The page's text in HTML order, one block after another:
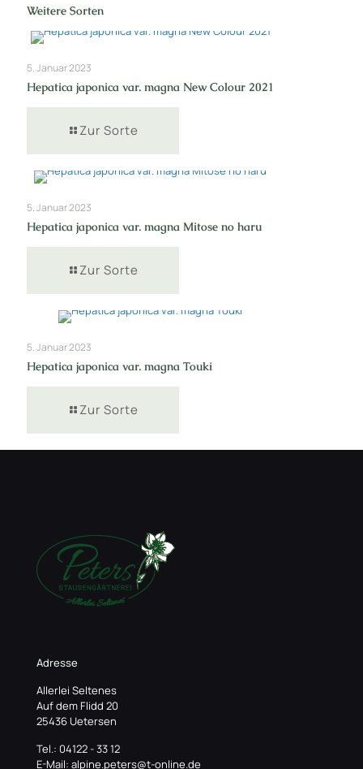
Weitere Sorten
5. Januar 2023
Hepatica japonica var. magna New Colour 2021
Zur Sorte
5. Januar 2023
Hepatica japonica var. magna Mitose no haru
Zur Sorte
5. Januar 2023
Hepatica japonica var. magna Touki
Zur Sorte
Adresse
Allerlei Seltenes
Auf dem Flidd 20
25436 Uetersen
Tel.: 04122 - 33 12
E-Mail: alpine.peters@t-online.de